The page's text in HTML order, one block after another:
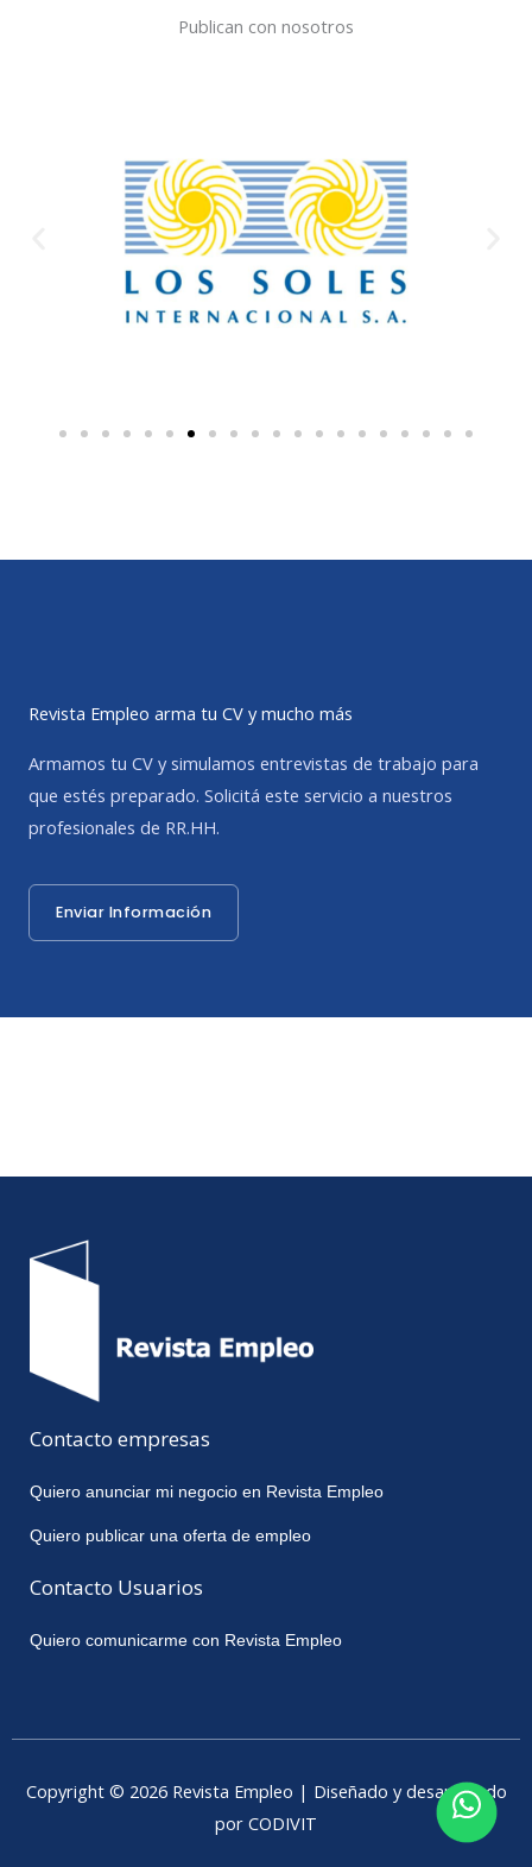
Publican con nosotros
Revista Empleo arma tu CV y mucho más
Armamos tu CV y simulamos entrevistas de trabajo para
que estés preparado. Solicitá este servicio a nuestros
profesionales de RR.HH.
Enviar Información
Contacto empresas
Quiero anunciar mi negocio en Revista Empleo
Quiero publicar una oferta de empleo
Contacto Usuarios
Quiero comunicarme con Revista Empleo
Copyright © 2026 Revista Empleo | Diseñado y desarrollado
por CODIVIT